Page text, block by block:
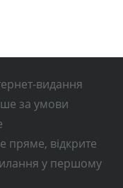
видання
за умови
пряме, відкрите
у першому